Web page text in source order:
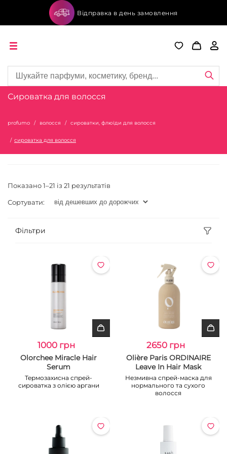
Відправка в день замовлення
Сироватка для волосся
profumo волосся сироватки, флюїди для волосся
сироватка для волосся
Показано 1–21 із 21 результатів
Сортувати:
Фільтри
1000 грн
Olorchee Miracle Hair
Serum
Термозахисна спрей-
сироватка з олією аргани
2650 грн
Olière Paris ORDINAIRE
Leave In Hair Mask
Незмивна спрей-маска для
нормального та сухого
волосся